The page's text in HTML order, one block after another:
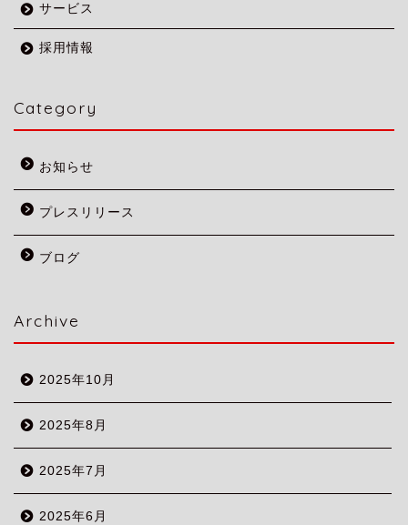
サービス
採用情報
Category
お知らせ
プレスリリース
ブログ
Archive
2025年10月
2025年8月
2025年7月
2025年6月